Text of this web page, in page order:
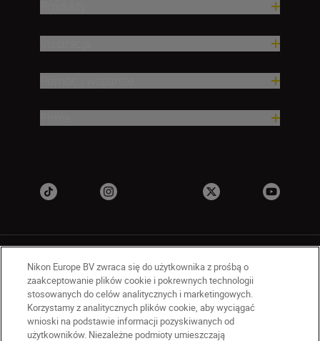
PL Nikon Sites
Skontaktuj się z nami
Nikon Europe BV zwraca się do użytkownika z prośbą o
zaakceptowanie plików cookie i pokrewnych technologii
stosowanych do celów analitycznych i marketingowych.
Korzystamy z analitycznych plików cookie, aby wyciągać
wnioski na podstawie informacji pozyskiwanych od
użytkowników. Niezależne podmioty umieszczają